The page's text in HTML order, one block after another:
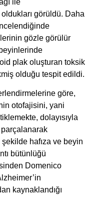
görüldü. Daha
gözle görülür
plak oluşturan toksik
olduğu tespit edildi.
göre,
otofajisini, yani
dolayısıyla
hafıza ve beyin
bütünlüğü
Domenico
kaynaklandığı